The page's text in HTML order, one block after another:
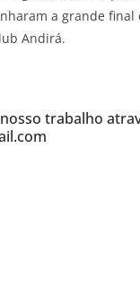
a grande final
Andirá.
trabalho